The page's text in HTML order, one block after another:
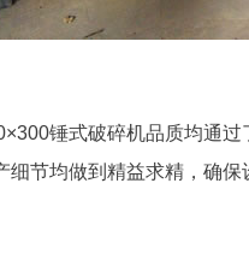
锤式破碎机品质均通
细节均做到精益求精，确